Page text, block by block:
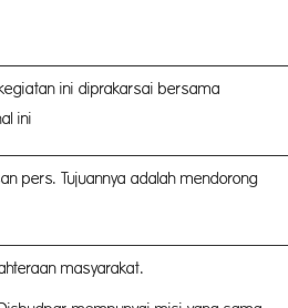
ini diprakarsai bersama
ini
pers. Tujuannya adalah mendorong
masyarakat.